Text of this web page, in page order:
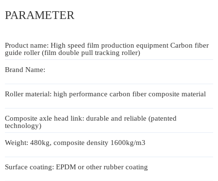
PARAMETER
Product name: High speed film production equipment Carbon fiber
guide roller (film double pull tracking roller)
Brand Name:
Roller material: high performance carbon fiber composite material
Composite axle head link: durable and reliable (patented
technology)
Weight: 480kg, composite density 1600kg/m3
Surface coating: EPDM or other rubber coating